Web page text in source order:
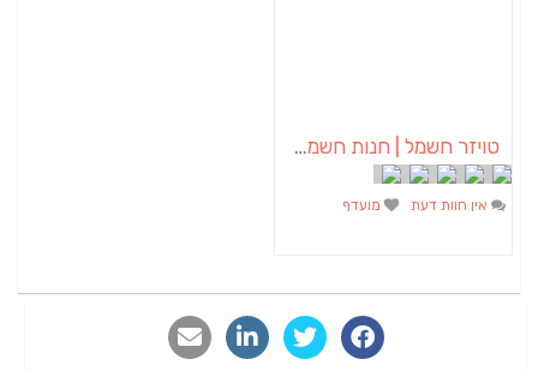
טויזר חשמל | חנות חשמל באופקים
אין חוות דעת מועדף